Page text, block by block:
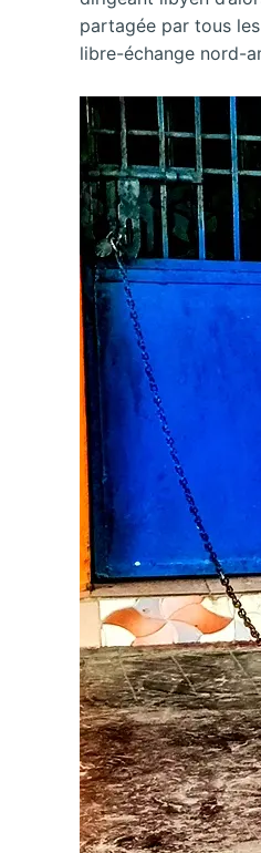
partagée par tous
libre-échange nord-